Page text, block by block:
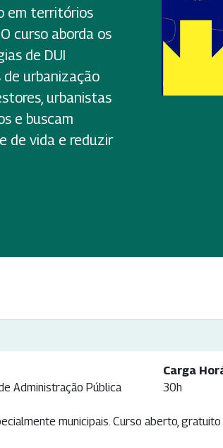
em territórios
curso aborda os
de DUI
urbanização
urbanistas
e buscam
de vida e reduzir
Administração Pública
Carga
30h
municipais. Curso aberto,